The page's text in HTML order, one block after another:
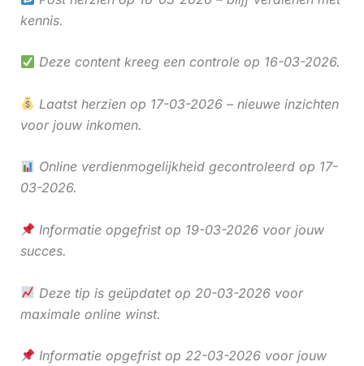
kennis.
Deze content kreeg een controle op 16-03-2026.
Laatst herzien op 17-03-2026 – nieuwe inzichten
voor jouw inkomen.
Online verdienmogelijkheid gecontroleerd op 17-
03-2026.
Informatie opgefrist op 19-03-2026 voor jouw
succes.
Deze tip is geüpdatet op 20-03-2026 voor
maximale online winst.
Informatie opgefrist op 22-03-2026 voor jouw